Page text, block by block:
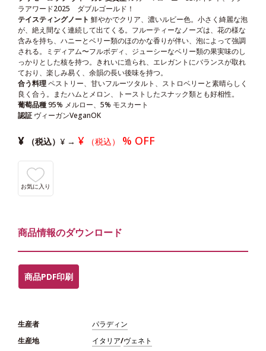
ラアワード2025 ダブルゴールド！
テイスティングノート 鮮やかでクリア、濃いルビー色。小さく綺麗な泡
が、絶え間なく連続して出てくる。フルーティーなノーズは、花の様な
含みを持ち、ハニーとベリー類のほのかな香りが伴い、泡によって強調
される。ミディアム〜フルボディ、ジューシーなベリー類の果実味のし
っかりとした核を持つ。きれいに造られ、エレガントにバランスが取れ
ており、楽しみ易く、余韻の長い後味を持つ。
合う料理ペストリー、甘いフルーツタルト、ストロベリーと素晴らしく
良く合う。またハムとメロン、トーストしたスナック類とも好相性。
葡萄品種95% メルロー、5% モスカート
認証 ヴィーガンVeganOK
¥ （税込） ¥ → ¥ （税込） % OFF
お気に入り
商品情報のダウンロード
商品PDF印刷
生産者
パラディン
生産地
イタリア/ヴェネト